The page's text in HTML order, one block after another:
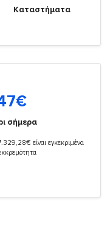
Καταστήματα
€
σήμερα
είναι εγκεκριμένα